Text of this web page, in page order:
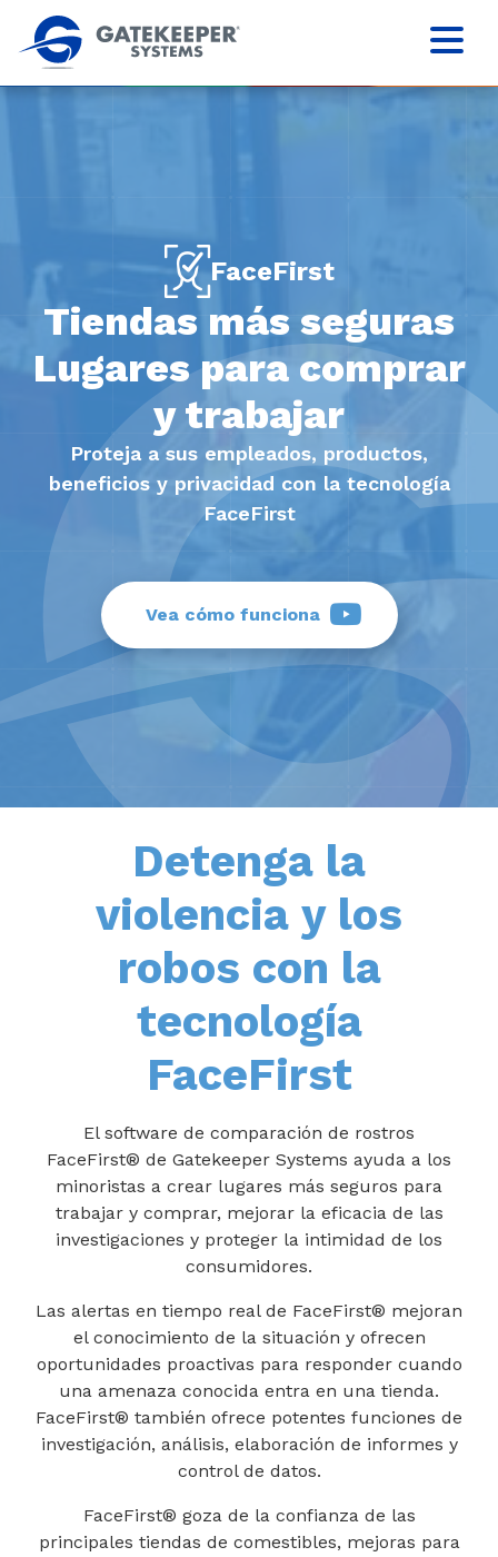
FaceFirst
Tiendas más seguras
Lugares para comprar
y trabajar
Proteja a sus empleados, productos,
beneficios y privacidad con la tecnología
FaceFirst
Vea cómo funciona
Detenga la
violencia y los
robos con la
tecnología
FaceFirst
El software de comparación de rostros
FaceFirst® de Gatekeeper Systems ayuda a los
minoristas a crear lugares más seguros para
trabajar y comprar, mejorar la eficacia de las
investigaciones y proteger la intimidad de los
consumidores.
Las alertas en tiempo real de FaceFirst® mejoran
el conocimiento de la situación y ofrecen
oportunidades proactivas para responder cuando
una amenaza conocida entra en una tienda.
FaceFirst® también ofrece potentes funciones de
investigación, análisis, elaboración de informes y
control de datos.
FaceFirst® goza de la confianza de las
principales tiendas de comestibles, mejoras para